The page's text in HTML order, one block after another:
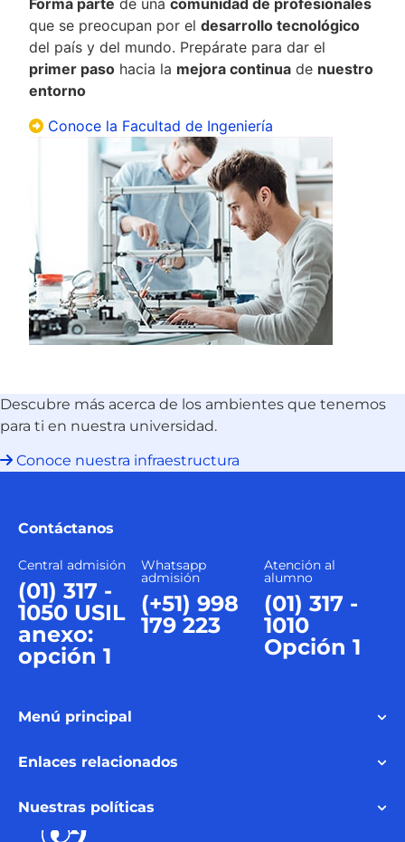
Forma parte de unacomunidad de profesionales
que se preocupan por eldesarrollo tecnológico
del país y del mundo. Prepárate para dar el
primer paso hacia la mejora continua de nuestro
entorno
Conoce la Facultad de Ingeniería
Descubre más acerca de los ambientes que tenemos
para ti en nuestra universidad.
Conoce nuestra infraestructura
Contáctanos
Central admisión
(01) 317 -
1050 USIL
anexo:
opción 1
Whatsapp
admisión
(+51) 998
179 223
Atención al
alumno
(01) 317 -
1010
Opción 1
Menú principal
Enlaces relacionados
Nuestras políticas